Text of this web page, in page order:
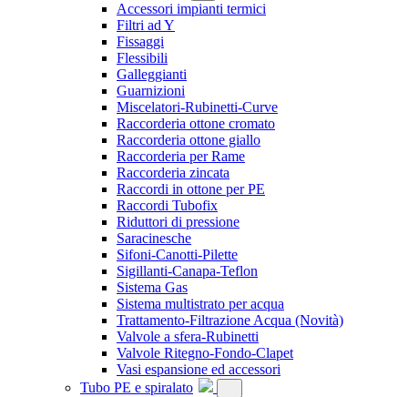
Accessori impianti termici
Filtri ad Y
Fissaggi
Flessibili
Galleggianti
Guarnizioni
Miscelatori-Rubinetti-Curve
Raccorderia ottone cromato
Raccorderia ottone giallo
Raccorderia per Rame
Raccorderia zincata
Raccordi in ottone per PE
Raccordi Tubofix
Riduttori di pressione
Saracinesche
Sifoni-Canotti-Pilette
Sigillanti-Canapa-Teflon
Sistema Gas
Sistema multistrato per acqua
Trattamento-Filtrazione Acqua (Novità)
Valvole a sfera-Rubinetti
Valvole Ritegno-Fondo-Clapet
Vasi espansione ed accessori
Tubo PE e spiralato